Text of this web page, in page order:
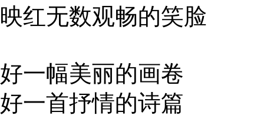
映红无数观畅的笑脸
好一幅美丽的画卷
好一首抒情的诗篇